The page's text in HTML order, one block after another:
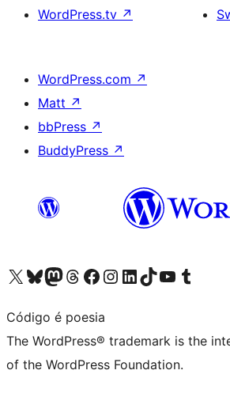
WordPress.tv ↗
WordPress.com ↗
Matt ↗
bbPress ↗
BuddyPress ↗
Visit our X (formerly Twitter) account
Visit our Bluesky account
Visit our Mastodon account
Visit our Threads account
Visit our Facebook page
Visit our Instagram account
Visit our LinkedIn account
Visit our TikTok account
Visit our YouTube channel
Visit our Tumblr
Código é poesia
The WordPress® trademark is the
of the WordPress Foundation.